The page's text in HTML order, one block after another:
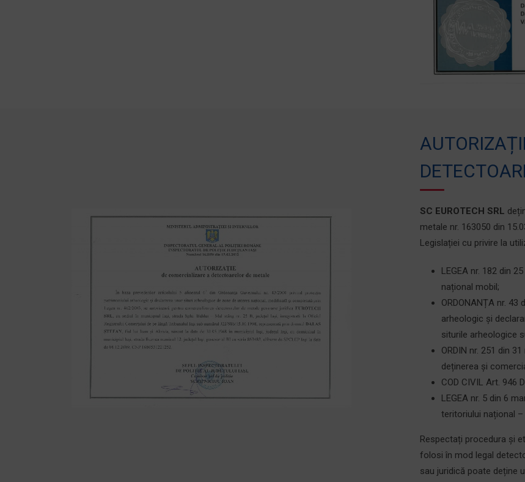
SC EUROTECH SRL
metale nr. 163050 din
Legislației cu privire la
LEGEA nr. 182 din
național mobil;
ORDONANȚA nr.
arheologic și
siturile arheologice
ORDIN nr. 251 din
deținerea și
COD CIVIL Art. 946
LEGEA nr. 5 din 6
teritoriului național
Respectați procedura și
folosi în mod legal
sau juridică poate deține